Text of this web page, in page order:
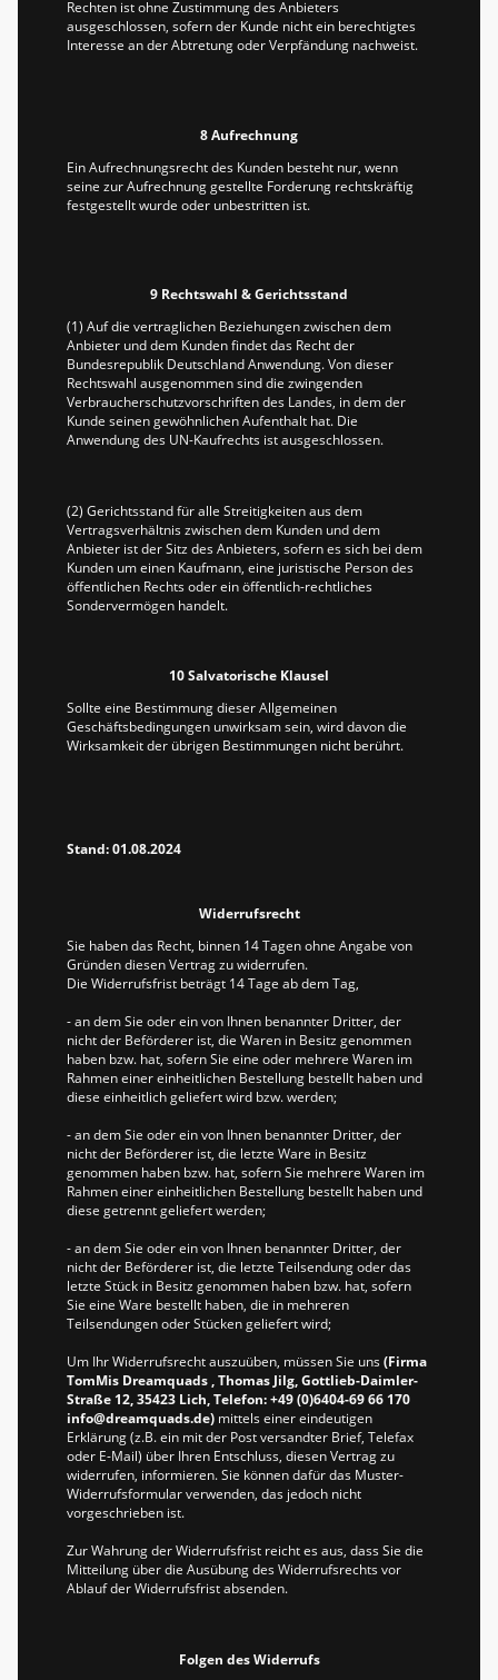
Rechten ist ohne Zustimmung des Anbieters
ausgeschlossen, sofern der Kunde nicht ein berechtigtes
Interesse an der Abtretung oder Verpfändung nachweist.
8 Aufrechnung
Ein Aufrechnungsrecht des Kunden besteht nur, wenn
seine zur Aufrechnung gestellte Forderung rechtskräftig
festgestellt wurde oder unbestritten ist.
9 Rechtswahl & Gerichtsstand
(1) Auf die vertraglichen Beziehungen zwischen dem
Anbieter und dem Kunden findet das Recht der
Bundesrepublik Deutschland Anwendung. Von dieser
Rechtswahl ausgenommen sind die zwingenden
Verbraucherschutzvorschriften des Landes, in dem der
Kunde seinen gewöhnlichen Aufenthalt hat. Die
Anwendung des UN-Kaufrechts ist ausgeschlossen.
(2) Gerichtsstand für alle Streitigkeiten aus dem
Vertragsverhältnis zwischen dem Kunden und dem
Anbieter ist der Sitz des Anbieters, sofern es sich bei dem
Kunden um einen Kaufmann, eine juristische Person des
öffentlichen Rechts oder ein öffentlich-rechtliches
Sondervermögen handelt.
10 Salvatorische Klausel
Sollte eine Bestimmung dieser Allgemeinen
Geschäftsbedingungen unwirksam sein, wird davon die
Wirksamkeit der übrigen Bestimmungen nicht berührt.
Stand: 01.08.2024
Widerrufsrecht
Sie haben das Recht, binnen 14 Tagen ohne Angabe von
Gründen diesen Vertrag zu widerrufen.
Die Widerrufsfrist beträgt 14 Tage ab dem Tag,
- an dem Sie oder ein von Ihnen benannter Dritter, der
nicht der Beförderer ist, die Waren in Besitz genommen
haben bzw. hat, sofern Sie eine oder mehrere Waren im
Rahmen einer einheitlichen Bestellung bestellt haben und
diese einheitlich geliefert wird bzw. werden;
- an dem Sie oder ein von Ihnen benannter Dritter, der
nicht der Beförderer ist, die letzte Ware in Besitz
genommen haben bzw. hat, sofern Sie mehrere Waren im
Rahmen einer einheitlichen Bestellung bestellt haben und
diese getrennt geliefert werden;
- an dem Sie oder ein von Ihnen benannter Dritter, der
nicht der Beförderer ist, die letzte Teilsendung oder das
letzte Stück in Besitz genommen haben bzw. hat, sofern
Sie eine Ware bestellt haben, die in mehreren
Teilsendungen oder Stücken geliefert wird;
Um Ihr Widerrufsrecht auszuüben, müssen Sie uns(Firma
TomMis Dreamquads , Thomas Jilg, Gottlieb-Daimler-
Straße 12, 35423 Lich, Telefon: +49 (0)6404-69 66 170
info@dreamquads.de) mittels einer eindeutigen
Erklärung (z.B. ein mit der Post versandter Brief, Telefax
oder E-Mail) über Ihren Entschluss, diesen Vertrag zu
widerrufen, informieren. Sie können dafür das Muster-
Widerrufsformular verwenden, das jedoch nicht
vorgeschrieben ist.
Zur Wahrung der Widerrufsfrist reicht es aus, dass Sie die
Mitteilung über die Ausübung des Widerrufsrechts vor
Ablauf der Widerrufsfrist absenden.
Folgen des Widerrufs